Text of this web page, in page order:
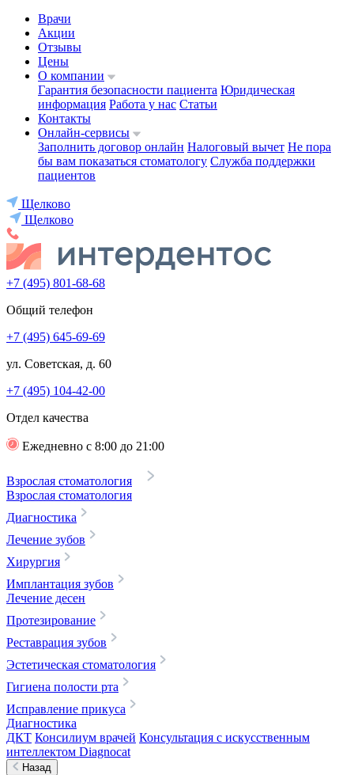
Врачи
Акции
Отзывы
Цены
О компании
Гарантия безопасности пациента Юридическая
информация Работа у нас Статьи
Контакты
Онлайн-сервисы
Заполнить договор онлайн Налоговый вычет Не пора
бы вам показаться стоматологу Служба поддержки
пациентов
Щелково
Щелково
+7 (495) 801-68-68
Общий телефон
+7 (495) 645-69-69
ул. Советская, д. 60
+7 (495) 104-42-00
Отдел качества
Ежедневно с 8:00 до 21:00
Взрослая стоматология
Взрослая стоматология
Диагностика
Лечение зубов
Хирургия
Имплантация зубов
Лечение десен
Протезирование
Реставрация зубов
Эстетическая стоматология
Гигиена полости рта
Исправление прикуса
Диагностика
ДКТ Консилиум врачей Консультация с искусственным
интеллектом Diagnocat
Назад